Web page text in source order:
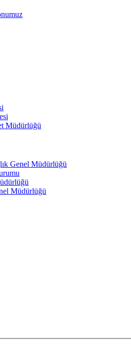
Müdürlüğü
Genel Müdürlüğü
Müdürlüğü